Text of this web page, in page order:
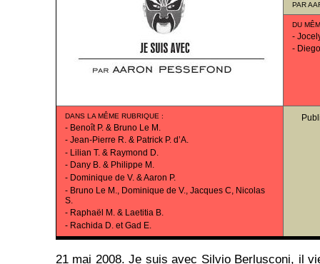
PAR
DU
-
-
DANS LA MÊME RUBRIQUE :
- Benoît P. & Bruno Le M.
- Jean-Pierre R. & Patrick P. d’A.
- Lilian T. & Raymond D.
- Dany B. & Philippe M.
- Dominique de V. & Aaron P.
- Bruno Le M., Dominique de V., Jacques C, Nicolas
S.
- Raphaël M. & Laetitia B.
- Rachida D. et Gad E.
21 mai 2008. Je suis avec Silvio Berlusconi, il